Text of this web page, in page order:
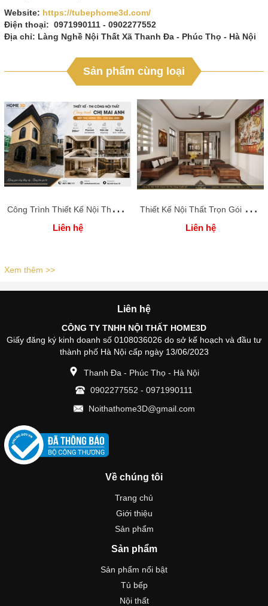
Website: https://tubephome3d.com/
Điện thoại: 0971990111 - 0902277552
Địa chỉ: Làng Nghề Nội Thất Xã Thanh Đa - Phúc Thọ - Hà Nội
Sản phẩm cùng loại
C
ông Trình Thiết Kế Nội Thất Full Căn BT44KĐT Sơn Nam Plaza, tỉnh Hưng Yên 250M2
Liên hệ
T
hiết Kế Nội Thất Trọn Gói Nhà Cô Loan Phú Thọ Nhà Liền Kề Phong Cách Cổ Điển - Home 3D
Liên hệ
Xem thêm >>
Liên hệ
CÔNG TY TNHH NỘI THẤT HOME3D
Giấy đăng ký kinh doanh số 0108036026 do sở kế hoạch và đầu tư
thành phố Hà Nội cấp ngày 13/06/2023
Thanh Đa - Phúc Thọ - Hà Nội
0902277552 - 0971990111
Noithathome3D@gmail.com
Về chúng tôi
Trang chủ
Giới thiệu
Sản phẩm
Sản phẩm
Sản phẩm nổi bật
Tủ bếp
Nội thất